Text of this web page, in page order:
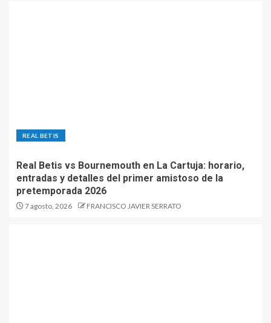
REAL BETIS
Real Betis vs Bournemouth en La Cartuja: horario,
entradas y detalles del primer amistoso de la
pretemporada 2026
7 agosto, 2026 FRANCISCO JAVIER SERRATO